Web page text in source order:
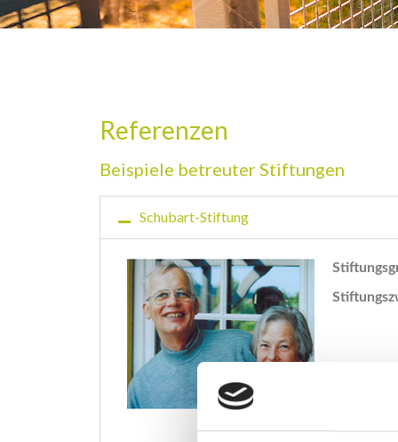
Referenzen
Beispiele betreuter Stiftungen
Schubart-Stiftung